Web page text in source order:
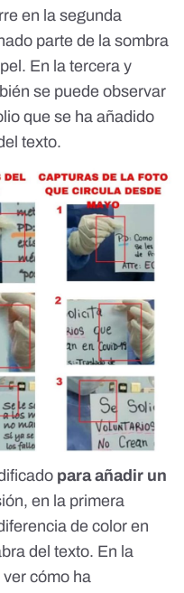
en la segunda
parte de la sombra
En la tercera y
se puede observar
que se ha añadido
texto.
para añadir un
en la primera
de color en
del texto. En la
cómo ha